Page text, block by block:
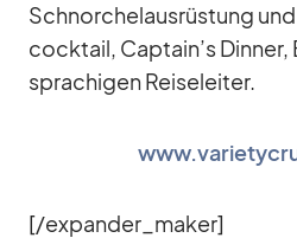
Schnor­chel­aus­rüs­tung
cock­tail, Captain’s
spra­chi­gen Rei­se­lei­ter.
[/​expander_​maker]